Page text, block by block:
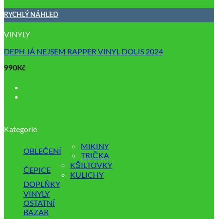
RYCHLÝ NÁHLED
VINYLY
DEPH JÁ NEJSEM RAPPER VINYL DOLIS 2024
990Kč
Kategorie
OBLEČENÍ
MIKINY
TRIČKA
ČEPICE
KŠILTOVKY
KULICHY
DOPLŇKY
VINYLY
OSTATNÍ
BAZAR